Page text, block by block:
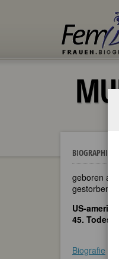
BIOGRAPHIEN
geboren am
gestorben
US-
45.
Biografie